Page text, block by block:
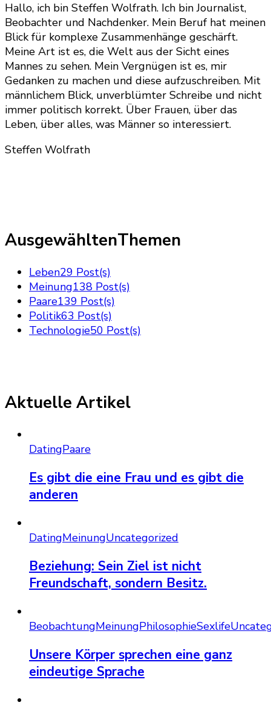
Hallo, ich bin Steffen Wolfrath. Ich bin Journalist,
Beobachter und Nachdenker. Mein Beruf hat meinen
Blick für komplexe Zusammenhänge geschärft.
Meine Art ist es, die Welt aus der Sicht eines
Mannes zu sehen. Mein Vergnügen ist es, mir
Gedanken zu machen und diese aufzuschreiben. Mit
männlichem Blick, unverblümter Schreibe und nicht
immer politisch korrekt. Über Frauen, über das
Leben, über alles, was Männer so interessiert.
Steffen Wolfrath
AusgewähltenThemen
Leben29 Post(s)
Meinung138 Post(s)
Paare139 Post(s)
Politik63 Post(s)
Technologie50 Post(s)
Aktuelle Artikel
DatingPaare
Es gibt die eine Frau und es gibt die
anderen
DatingMeinungUncategorized
Beziehung: Sein Ziel ist nicht
Freundschaft, sondern Besitz.
BeobachtungMeinungPhilosophieSexlife
Unsere Körper sprechen eine ganz
eindeutige Sprache